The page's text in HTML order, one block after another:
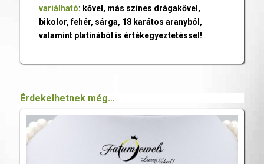
variálható: kővel, más színes drágakővel,
bikolor, fehér, sárga, 18 karátos aranyból,
valamint platinából is értékegyeztetéssel!
Érdekelhetnek még…